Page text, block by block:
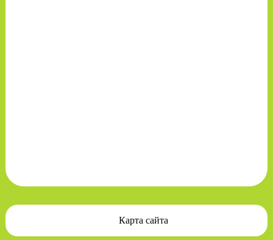
Карта сайта